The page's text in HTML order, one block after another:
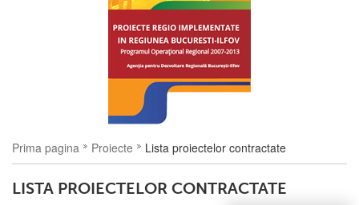
Prima pagina Proiecte Lista proiectelor contractate
LISTA PROIECTELOR CONTRACTATE